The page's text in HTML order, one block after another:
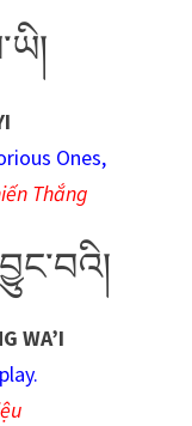
Ones,
Thắng
WA’I